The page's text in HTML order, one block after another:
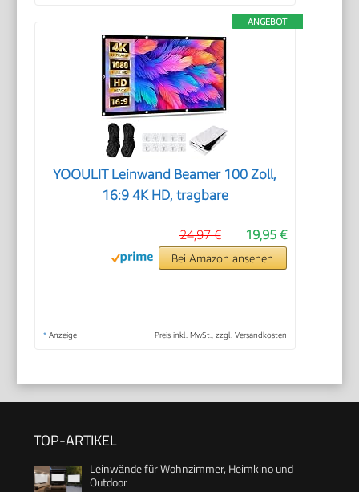
ANGEBOT
YOOULIT Leinwand Beamer 100 Zoll,
16:9 4K HD, tragbare
19,95 €
24,97 €
Bei Amazon ansehen
* Anzeige Preis inkl. MwSt., zzgl. Versandkosten
TOP-ARTIKEL
Leinwände für Wohnzimmer, Heimkino und
Outdoor